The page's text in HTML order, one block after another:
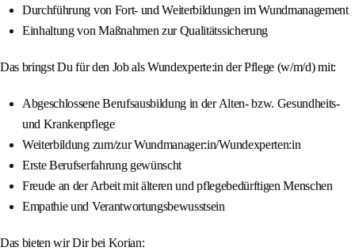
Durchführung von Fort- und Weiterbildungen im Wundmanagement
Einhaltung von Maßnahmen zur Qualitätssicherung
Das bringst Du für den Job als Wundexperte:in der Pflege (w/m/d) mit:
Abgeschlossene Berufsausbildung in der Alten- bzw. Gesundheits-
und Krankenpflege
Weiterbildung zum/zur Wundmanager:in/Wundexperten:in
Erste Berufserfahrung gewünscht
Freude an der Arbeit mit älteren und pflegebedürftigen Menschen
Empathie und Verantwortungsbewusstsein
Das bieten wir Dir bei Korian: